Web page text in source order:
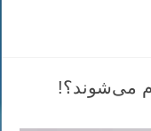
می‌شوند؟!